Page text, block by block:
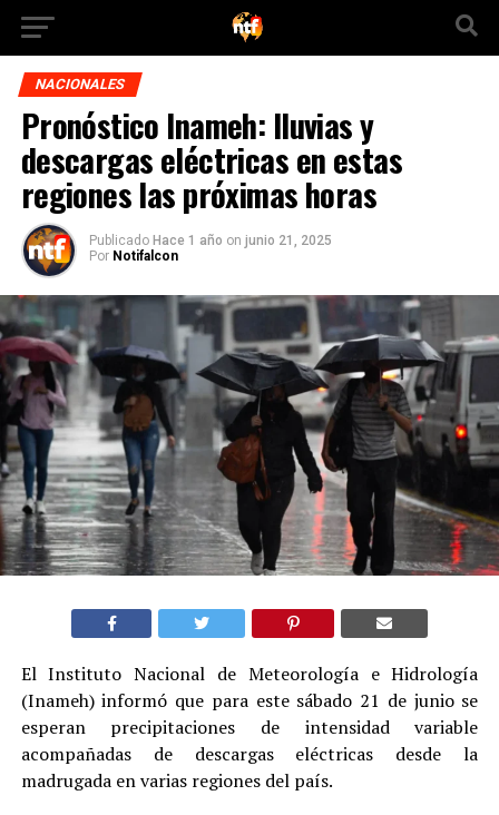
NACIONALES
Pronóstico Inameh: lluvias y
descargas eléctricas en estas
regiones las próximas horas
Publicado Hace 1 año on junio 21, 2025
Por Notifalcon
El Instituto Nacional de Meteorología e Hidrología
(Inameh) informó que para este sábado 21 de junio se
esperan precipitaciones de intensidad variable
acompañadas de descargas eléctricas desde la
madrugada en varias regiones del país.